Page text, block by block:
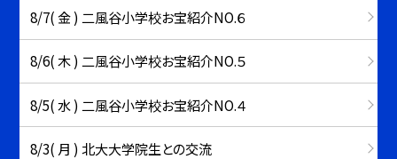
8/7( 金 ) 二風谷小学校お宝紹介NO.６
8/6( 木 ) 二風谷小学校お宝紹介NO.５
8/5( 水 ) 二風谷小学校お宝紹介NO.４
8/3( 月 ) 北大大学院生との交流